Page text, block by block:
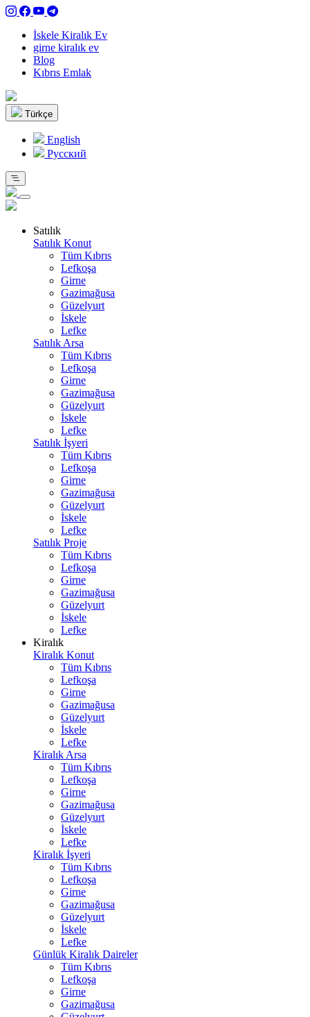
İskele Kiralık Ev
girne kiralık ev
Blog
Kıbrıs Emlak
Türkçe
English
Pусский
Satılık
Satılık Konut
Tüm Kıbrıs
Lefkoşa
Girne
Gazimağusa
Güzelyurt
İskele
Lefke
Satılık Arsa
Tüm Kıbrıs
Lefkoşa
Girne
Gazimağusa
Güzelyurt
İskele
Lefke
Satılık İşyeri
Tüm Kıbrıs
Lefkoşa
Girne
Gazimağusa
Güzelyurt
İskele
Lefke
Satılık Proje
Tüm Kıbrıs
Lefkoşa
Girne
Gazimağusa
Güzelyurt
İskele
Lefke
Kiralık
Kiralık Konut
Tüm Kıbrıs
Lefkoşa
Girne
Gazimağusa
Güzelyurt
İskele
Lefke
Kiralık Arsa
Tüm Kıbrıs
Lefkoşa
Girne
Gazimağusa
Güzelyurt
İskele
Lefke
Kiralık İşyeri
Tüm Kıbrıs
Lefkoşa
Girne
Gazimağusa
Güzelyurt
İskele
Lefke
Günlük Kiralık Daireler
Tüm Kıbrıs
Lefkoşa
Girne
Gazimağusa